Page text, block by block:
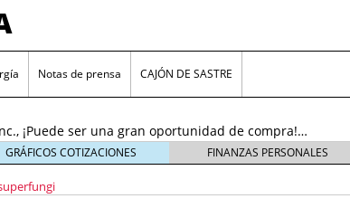
Notas de prensa CAJÓN DE SASTRE
resurgir!…(Actu…19/11/2016) 19 noviembre,
sol se puso!, pero ¡AMANECERÁ DE NUEVO!….
¡Puede ser una gran oportunidad de compra!…
octubre, 2016
noviembre, 2018
Inc. (ADR)……¡Cerca del límite para decidir!…
GRÁFICOS COTIZACIONES FINANZAS PERSONALES